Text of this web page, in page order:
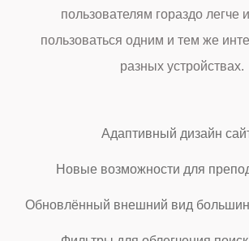
пользователям гораздо легче
пользоваться одним и тем же
разных устройствах.
Адаптивный дизайн
Новые возможности для
Обновлённый внешний вид